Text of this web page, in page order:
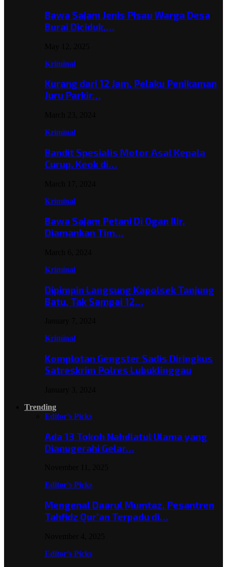
Bawa Sajam Jenis Pisau Warga Desa
Burai Diciduk,…
Kriminal
Kurang dari 12 Jam, Pelaku Penikaman
Juru Parkir…
Kriminal
Bandit Spesialis Motor Asal Kepala
Curup, Keok di…
Kriminal
Bawa Sajam Petani Di Ogan Ilir,
Diamankan Tim…
Kriminal
Dipimpin Langsung Kapolsek Tanjung
Batu, Tak Sampai 12…
Kriminal
Komplotan Gengster Sadis Diringkus
Satreskrim Polres Lubuklinggau
Trending
Editor's Picks
Ada 13 Tokoh Nahdlatul Ulama yang
Dianugerahi Gelar…
Editor's Picks
Mengenal Daarul Mumtaz, Pesantren
Tahfidz Qur’an Terpadu di…
Editor's Picks